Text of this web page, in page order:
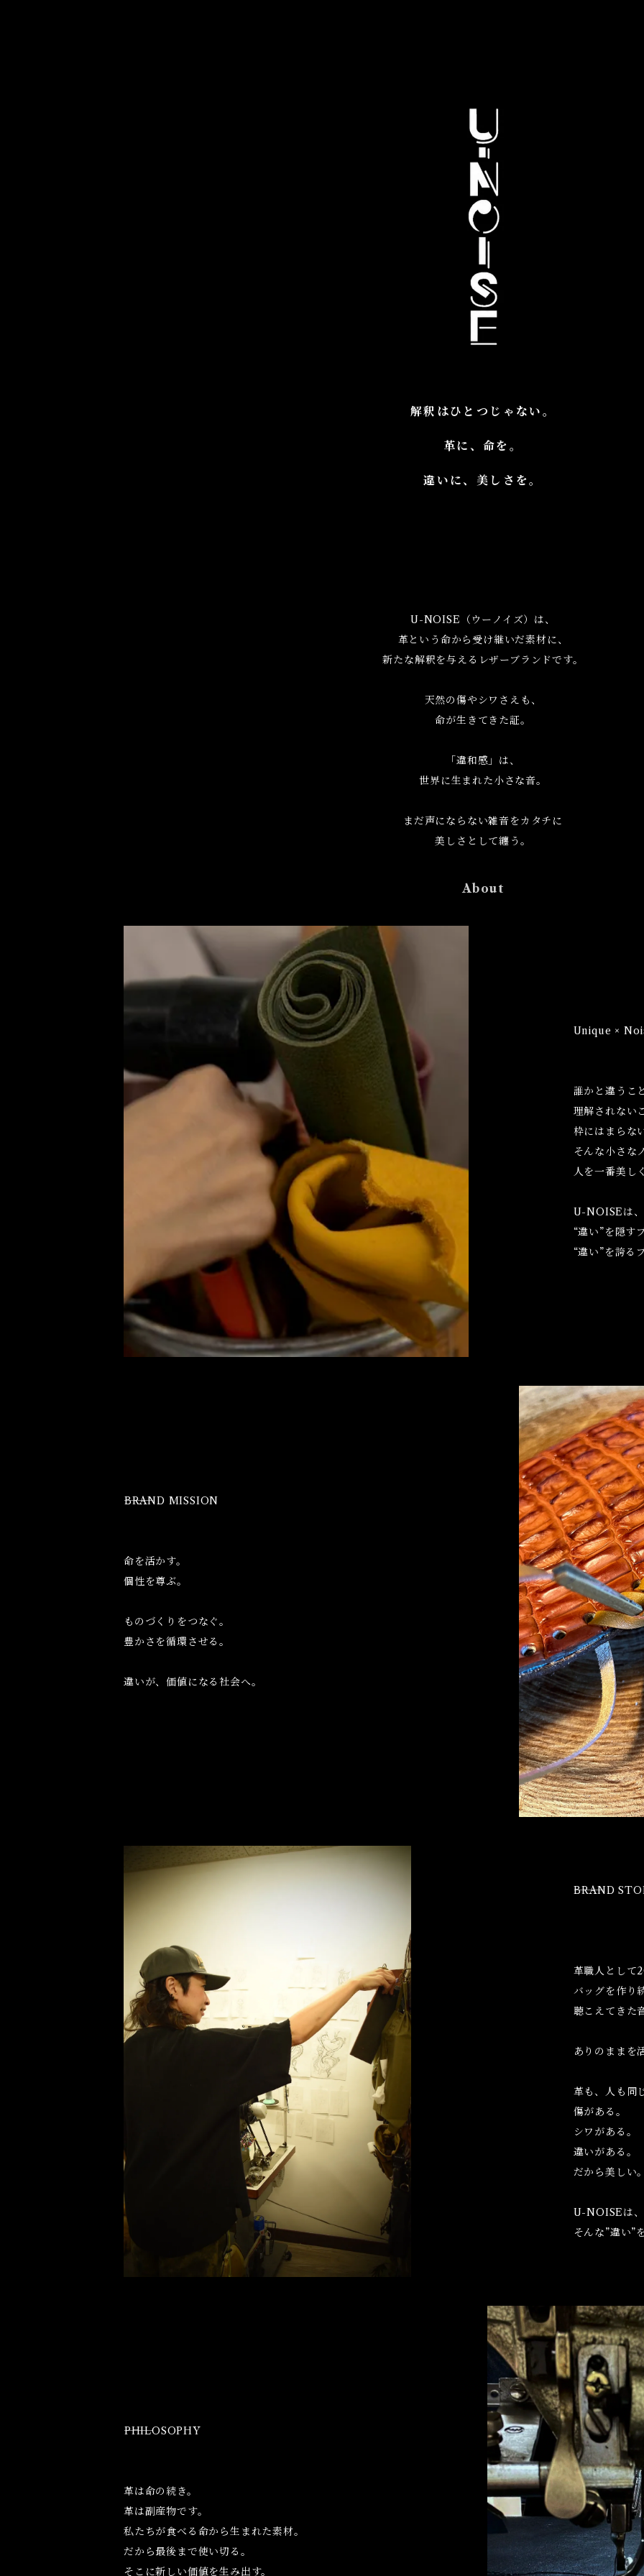
解釈はひとつじゃない。
革に、命を。
違いに、美しさを。
U-NOISE（ウーノイズ）は、
革という命から受け継いだ素材に、
新たな解釈を与えるレザーブランドです。
天然の傷やシワさえも、
命が生きてきた証。
「違和感」は、
世界に生まれた小さな音。
まだ声にならない雑音をカタチに
美しさとして纏う。
About
Unique ×
誰かと違うこ
理解されない
枠にはまらな
そんな小さな
人を一番美し
U-NOISEは、
“違い”を隠す
“違い”を誇る
⸻BRAND MISSION
命を活かす。
個性を尊ぶ。
ものづくりをつなぐ。
豊かさを循環させる。
違いが、価値になる社会へ。
⸻BRAND
革職人として
バッグを作り
聴こえてきた
ありのままを
革も、人も同
傷がある。
シワがある。
違いがある。
だから美しい
U-NOISEは、
そんな”違い”
⸻PHILOSOPHY
革は命の続き。
革は副産物です。
私たちが食べる命から生まれた素材。
だから最後まで使い切る。
そこに新しい価値を生み出す。